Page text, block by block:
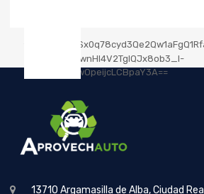
13710 Argamasilla de Alba, Ciudad Real